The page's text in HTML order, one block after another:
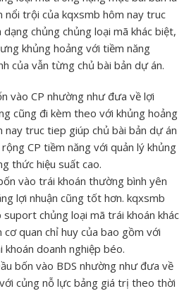
nổi trội của kqxsmb hôm nay truc
chủng chủng loại mã khác biệt,
khủng hoảng với tiềm năng
của vẫn từng chủ bài bản dự án.
vào CP nhường như đưa về lợi
cũng đi kèm theo với khủng hoảng
nay truc tiep giúp chủ bài bản dự án
CP tiềm năng với quản lý khủng
thức hiệu suất cao.
vào trái khoán thường bình yên
lợi nhuận cũng tốt hơn. kqxsmb
chủng loại mã trái khoán khác
quan chỉ huy của bao gồm với
khoán doanh nghiệp béo.
bốn vào BDS nhường như đưa về
củng nỗ lực bảng giá trị theo thời